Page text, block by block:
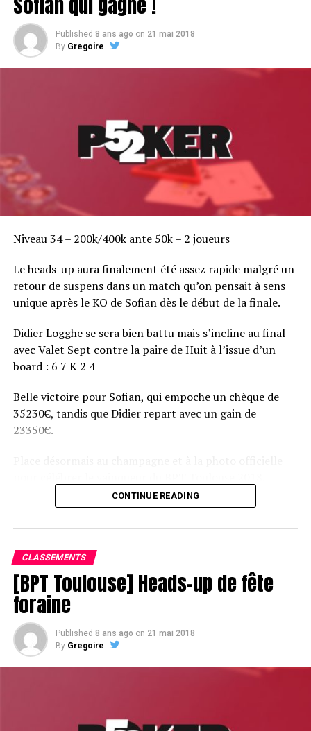
Chipcount :
Antonio Guerrero 106k
Pierre Menes 80k
Louis-Do Pradelle 75k
Giuseppe Zarbo 62k
moyenne 62k
Pierre Antona 49k
Julien Sitbon 43k
Almira Skripchenko 35k
Steven Moreau 34k
RELATED TOPICS:
UP NEXT
Début du coverage du BPT de Nice
DON'T MISS
Published 8 ans ago on 21 mai 2018
By Gregoire
Niveau 34 – 200k/400k ante 50k – 2 joueurs
Le heads-up aura finalement été assez rapide malgré un
retour de suspens dans un match qu’on pensait à sens
unique après le KO de Sofian dès le début de la finale.
Didier Logghe se sera bien battu mais s’incline au final
avec Valet Sept contre la paire de Huit à l’issue d’un
board : 6 7 K 2 4
Belle victoire pour Sofian, qui empoche un chèque de
35230€, tandis que Didier repart avec un gain de
23350€.
CONTINUE READING
CLASSEMENTS
[BPT Toulouse] Heads-up de fête
foraine
Published 8 ans ago on 21 mai 2018
By Gregoire